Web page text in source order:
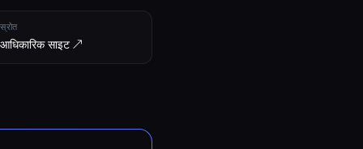
स्रोत
आधिकारिक साइट ↗︎